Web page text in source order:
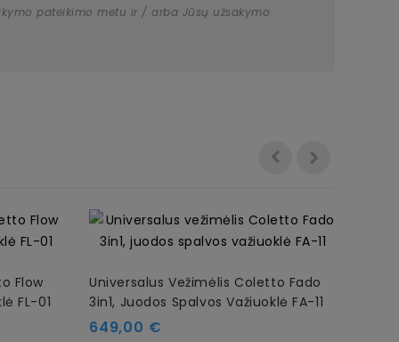
pateikimo metu ir / arba Jūsų užsakymo
Flow
FL-01
Universalus Vežimėlis Coletto Fado
3in1, Juodos Spalvos Važiuoklė FA-11
Kaina
649,00 €